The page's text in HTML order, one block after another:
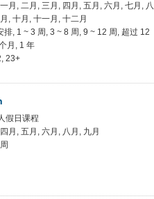
月, 二月, 三月, 四月, 五月, 六月, 七月, 八
, 十月, 十一月, 十二月
排, 1 ~ 3 周, 3 ~ 8 周, 9 ~ 12 周, 超过 12
月, 1 年
23+
假日课程
月, 五月, 六月, 八月, 九月